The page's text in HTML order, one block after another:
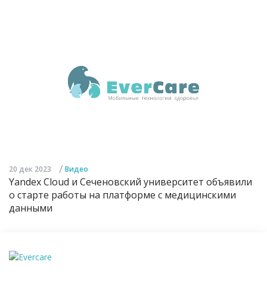
20 дек 2023 / Видео
Yandex Cloud и Сеченовский университет объявили
о старте работы на платформе с медицинскими
данными